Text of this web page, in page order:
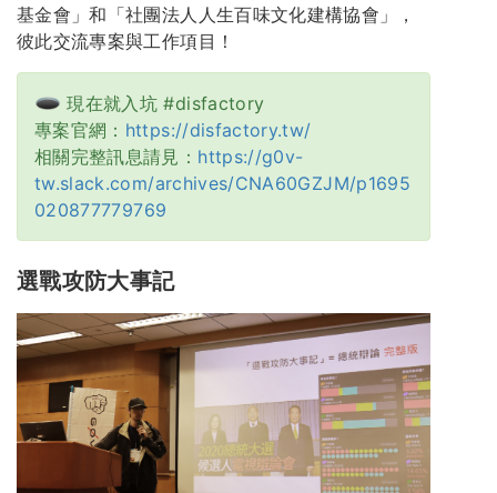
基金會」和「社團法人人生百味文化建構協會」，
彼此交流專案與工作項目！
現在就入坑 #disfactory
專案官網： https://disfactory.tw/
相關完整訊息請見： https://g0v-
tw.slack.com/archives/CNA60GZJM/p1695
020877779769
選戰攻防大事記